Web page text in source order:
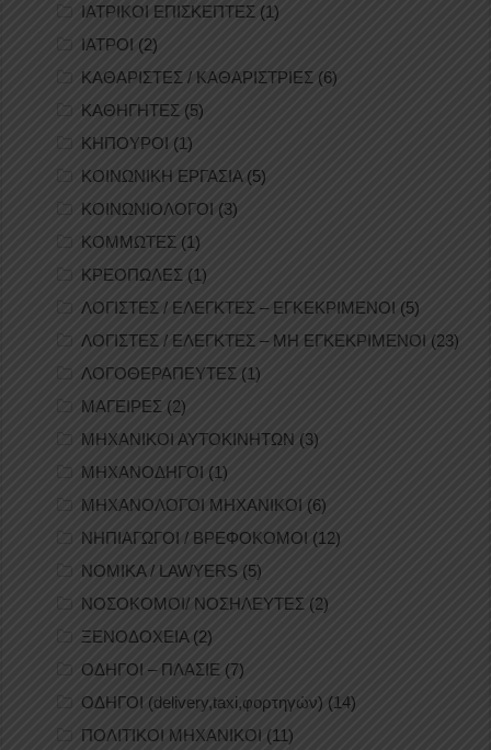
ΙΑΤΡΙΚΟΙ ΕΠΙΣΚΕΠΤΕΣ (1)
ΙΑΤΡΟΙ (2)
ΚΑΘΑΡΙΣΤΕΣ / ΚΑΘΑΡΙΣΤΡΙΕΣ (6)
ΚΑΘΗΓΗΤΕΣ (5)
ΚΗΠΟΥΡΟΙ (1)
ΚΟΙΝΩΝΙΚΗ ΕΡΓΑΣΙΑ(5)
ΚΟΙΝΩΝΙΟΛΟΓΟΙ (3)
ΚΟΜΜΩΤΕΣ (1)
ΚΡΕΟΠΩΛΕΣ (1)
ΛΟΓΙΣΤΕΣ / ΕΛΕΓΚΤΕΣ – ΕΓΚΕΚΡΙΜΕΝΟΙ (5)
ΛΟΓΙΣΤΕΣ / ΕΛΕΓΚΤΕΣ – ΜΗ ΕΓΚΕΚΡΙΜΕΝΟΙ (23)
ΛΟΓΟΘΕΡΑΠΕΥΤΕΣ (1)
ΜΑΓΕΙΡΕΣ (2)
ΜΗΧΑΝΙΚΟΙ ΑΥΤΟΚΙΝΗΤΩΝ (3)
ΜΗΧΑΝΟΔΗΓΟΙ (1)
ΜΗΧΑΝΟΛΟΓΟΙ ΜΗΧΑΝΙΚΟΙ (6)
ΝΗΠΙΑΓΩΓΟΙ / ΒΡΕΦΟΚΟΜΟΙ (12)
ΝΟΜΙΚΑ / LAWYERS (5)
ΝΟΣΟΚΟΜΟΙ/ ΝΟΣΗΛΕΥΤΕΣ (2)
ΞΕΝΟΔΟΧΕΙΑ(2)
ΟΔΗΓΟΙ – ΠΛΑΣΙΕ (7)
ΟΔΗΓΟΙ (delivery,taxi,φορτηγών) (14)
ΠΟΛΙΤΙΚΟΙ ΜΗΧΑΝΙΚΟΙ (11)